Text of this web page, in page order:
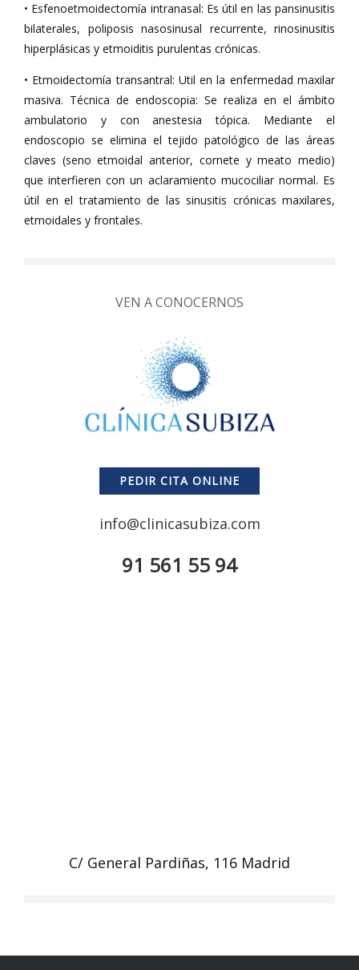
• Esfenoetmoidectomía intranasal: Es útil en las pansinusitis
bilaterales, poliposis nasosinusal recurrente, rinosinusitis
hiperplásicas y etmoiditis purulentas crónicas.
• Etmoidectomía transantral: Util en la enfermedad maxilar
masiva. Técnica de endoscopia: Se realiza en el ámbito
ambulatorio y con anestesia tópica. Mediante el
endoscopio se elimina el tejido patológico de las áreas
claves (seno etmoidal anterior, cornete y meato medio)
que interfieren con un aclaramiento mucociliar normal. Es
útil en el tratamiento de las sinusitis crónicas maxilares,
etmoidales y frontales.
VEN A CONOCERNOS
PEDIR CITA ONLINE
info@clinicasubiza.com
91 561 55 94
C/ General Pardiñas, 116 Madrid